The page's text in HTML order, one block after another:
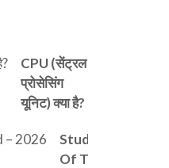
CPU (सेंट्रल
प्रोसेसिंग
यूनिट) क्या है?
Students
Of The